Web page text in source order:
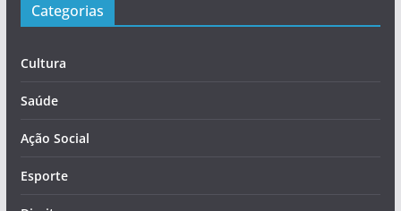
Categorias
Cultura
Saúde
Ação Social
Esporte